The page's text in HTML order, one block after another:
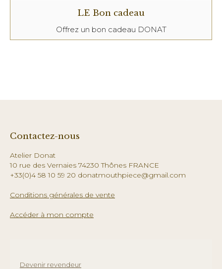
LE Bon cadeau
Offrez un bon cadeau DONAT
Contactez-nous
Atelier Donat
10 rue des Vernaies 74230 Thônes FRANCE
+33(0)4 58 10 59 20 donatmouthpiece@gmail.com
Conditions générales de vente
Accéder à mon compte
Devenir revendeur